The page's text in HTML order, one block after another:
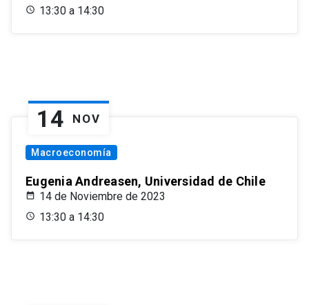
13:30 a 14:30
14 NOV
Macroeconomía
Eugenia Andreasen, Universidad de Chile
14 de Noviembre de 2023
13:30 a 14:30